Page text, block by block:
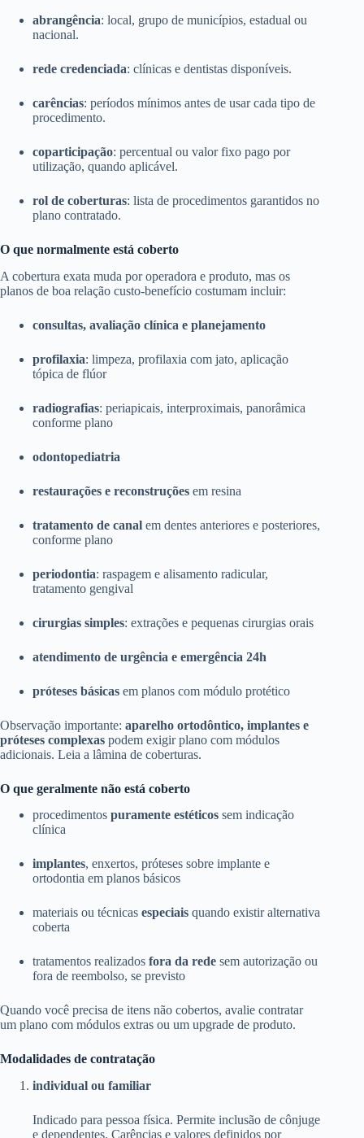
abrangência: local, grupo de municípios, estadual ou
nacional.
rede credenciada: clínicas e dentistas disponíveis.
carências: períodos mínimos antes de usar cada tipo de
procedimento.
coparticipação: percentual ou valor fixo pago por
utilização, quando aplicável.
rol de coberturas: lista de procedimentos garantidos no
plano contratado.
O que normalmente está coberto
A cobertura exata muda por operadora e produto, mas os
planos de boa relação custo-benefício costumam incluir:
consultas, avaliação clínica e planejamento
profilaxia: limpeza, profilaxia com jato, aplicação
tópica de flúor
radiografias: periapicais, interproximais, panorâmica
conforme plano
odontopediatria
restaurações e reconstruções em resina
tratamento de canal em dentes anteriores e posteriores,
conforme plano
periodontia: raspagem e alisamento radicular,
tratamento gengival
cirurgias simples: extrações e pequenas cirurgias orais
atendimento de urgência e emergência 24h
próteses básicas em planos com módulo protético
Observação importante: aparelho ortodôntico, implantes e
próteses complexas podem exigir plano com módulos
adicionais. Leia a lâmina de coberturas.
O que geralmente não está coberto
procedimentos puramente estéticos sem indicação
clínica
implantes, enxertos, próteses sobre implante e
ortodontia em planos básicos
materiais ou técnicas especiais quando existir alternativa
coberta
tratamentos realizados fora da rede sem autorização ou
fora de reembolso, se previsto
Quando você precisa de itens não cobertos, avalie contratar
um plano com módulos extras ou um upgrade de produto.
Modalidades de contratação
individual ou familiar
Indicado para pessoa física. Permite inclusão de cônjuge
e dependentes. Carências e valores definidos por